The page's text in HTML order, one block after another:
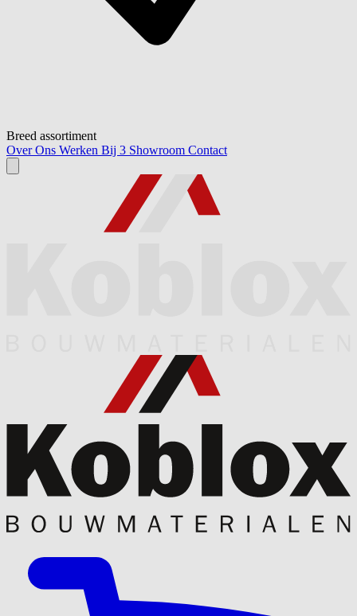
Breed assortiment
Over Ons Werken Bij 3 Showroom Contact